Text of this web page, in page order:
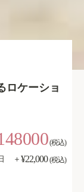
ロケーショ
(税込)
＋ ¥22,000 (税込)